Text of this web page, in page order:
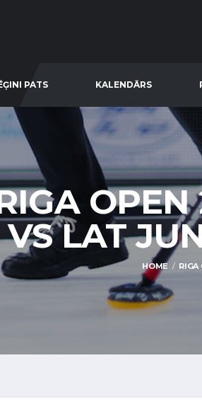
PATS KALENDĀRS
VS LAT
HOME